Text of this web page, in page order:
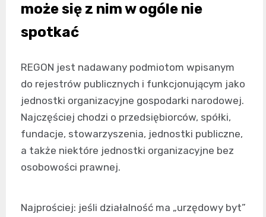
może się z nim w ogóle nie
spotkać
REGON jest nadawany podmiotom wpisanym
do rejestrów publicznych i funkcjonującym jako
jednostki organizacyjne gospodarki narodowej.
Najczęściej chodzi o przedsiębiorców, spółki,
fundacje, stowarzyszenia, jednostki publiczne,
a także niektóre jednostki organizacyjne bez
osobowości prawnej.
Najprościej: jeśli działalność ma „urzędowy byt”